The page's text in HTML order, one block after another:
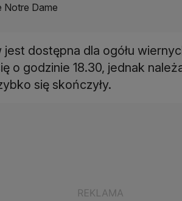
Notre Dame
dostępna dla ogółu
o godzinie 18.30, jednak
się skończyły.